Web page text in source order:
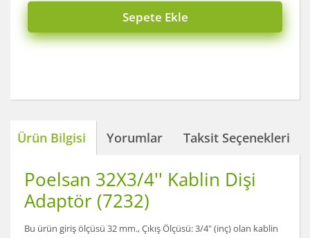
Sepete Ekle
Ürün Bilgisi Yorumlar Taksit Seçenekleri
Poelsan 32X3/4'' Kablin Dişi
Adaptör (7232)
Bu ürün giriş ölçüsü 32 mm., Çıkış Ölçüsü: 3/4" (inç) olan kablin